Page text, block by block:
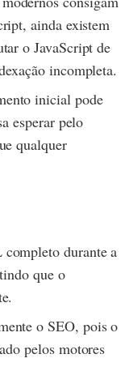
ainda existem
o JavaScript de
incompleta.
inicial pode
esperar pelo
qualquer
durante a
que o
o SEO, pois o
pelos motores